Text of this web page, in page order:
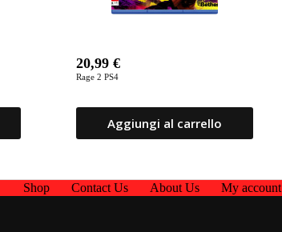
Rage 2 PS4
20,99€
Aggiungi al carrello
Shop Contact Us About Us
My account